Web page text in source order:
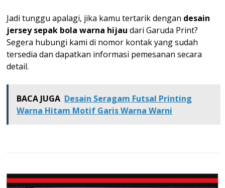
Jadi tunggu apalagi, jika kamu tertarik dengan desain
jersey sepak bola warna hijau dari Garuda Print?
Segera hubungi kami di nomor kontak yang sudah
tersedia dan dapatkan informasi pemesanan secara
detail.
BACA JUGA Desain Seragam Futsal Printing
Warna Hitam Motif Garis Warna Warni